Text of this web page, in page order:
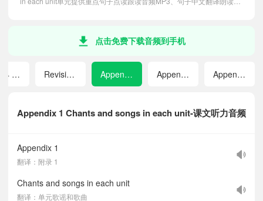
点击免费下载音频到手机
Appendix 1 Chants and songs in each unit-课文听力音频
Appendix 1
翻译：附录 1
Chants and songs in each unit
翻译：单元歌谣和歌曲
Unit 4 In the park Revision 2 Appendix 1 Chants and songs in each unit Appendix 2 Vocabulary in each unit Appendix 3 Vocabulary A-Z